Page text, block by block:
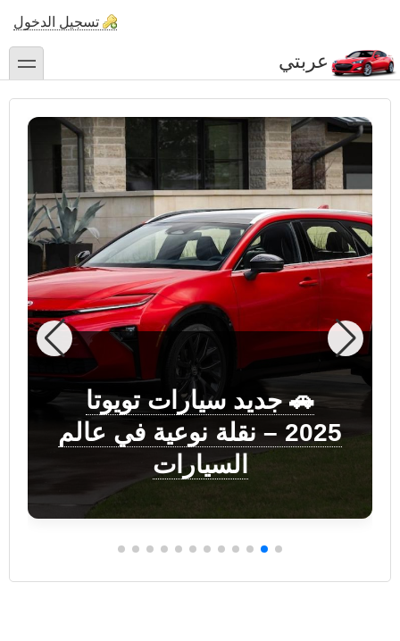
الرئيسي
تسجيل الدخول
عربتي toggle
🚗 جديد سيارات تويوتا
2025 – نقلة نوعية في عالم
السيارات